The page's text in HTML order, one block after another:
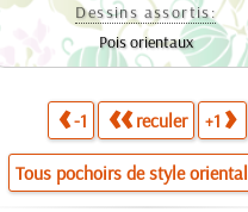
Dessins assortis:
Pois orientaux
-1 reculer +1
Tous pochoirs de style oriental